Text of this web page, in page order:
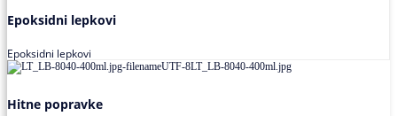
Epoksidni lepkovi
Epoksidni lepkovi
Hitne popravke